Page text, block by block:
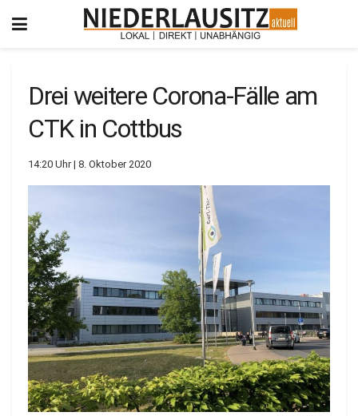
Drei weitere Corona-Fälle am
CTK in Cottbus
14:20 Uhr | 8. Oktober 2020